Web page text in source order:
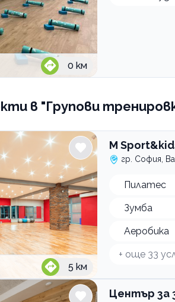
0 км
в "Групови
5 км
M
гр. София,
Пилатес
Зумба
Аеробика
+ още 33
живот Vita Rama
Център за